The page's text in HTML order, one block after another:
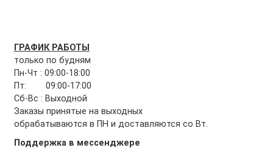
ГРАФИК РАБОТЫ
только по будням
Пн-Чт : 09:00-18:00
Пт: 09:00-17:00
Сб-Вс : Выходной
Заказы принятые на выходных
обрабатываются в ПН и доставляются со Вт.
Поддержка в мессенджере